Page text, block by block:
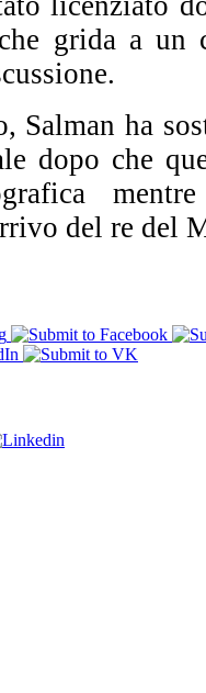
grida a un
Salman ha
dopo che
del re del